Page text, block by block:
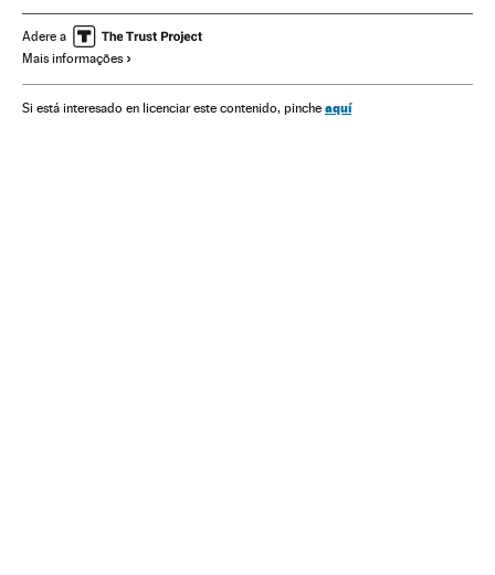
Copa do Mundo Futebol Seleções esportivas
Estádios futebol
Oriente médio Campeonato mundial
Adere a
Mais informações
Si está interesado en licenciar este contenido, pinche aquí